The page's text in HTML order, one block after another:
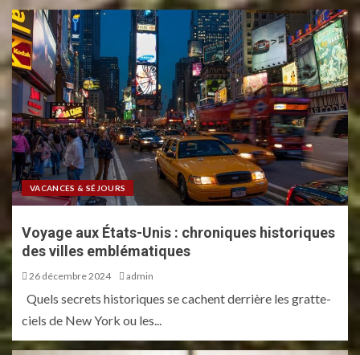
VACANCES & SÉJOURS
Voyage aux États-Unis : chroniques historiques
des villes emblématiques
26 décembre 2024 admin
Quels secrets historiques se cachent derrière les gratte-
ciels de New York ou les...